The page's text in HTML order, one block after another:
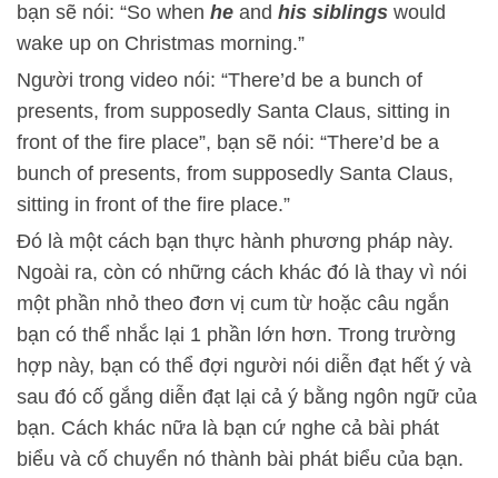
bạn sẽ nói: “So when he and his siblings would
wake up on Christmas morning.”
Người trong video nói: “There’d be a bunch of
presents, from supposedly Santa Claus, sitting in
front of the fire place”, bạn sẽ nói: “There’d be a
bunch of presents, from supposedly Santa Claus,
sitting in front of the fire place.”
Đó là một cách bạn thực hành phương pháp này.
Ngoài ra, còn có những cách khác đó là thay vì nói
một phần nhỏ theo đơn vị cum từ hoặc câu ngắn
bạn có thể nhắc lại 1 phần lớn hơn. Trong trường
hợp này, bạn có thể đợi người nói diễn đạt hết ý và
sau đó cố gắng diễn đạt lại cả ý bằng ngôn ngữ của
bạn. Cách khác nữa là bạn cứ nghe cả bài phát
biểu và cố chuyển nó thành bài phát biểu của bạn.